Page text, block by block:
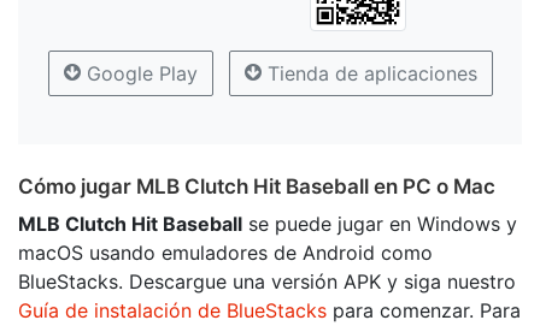
Google Play Tienda de aplicaciones
Cómo jugar MLB Clutch Hit Baseball en PC o Mac
MLB Clutch Hit Baseball se puede jugar en Windows y
macOS usando emuladores de Android como
BlueStacks. Descargue una versión APK y siga nuestro
Guía de instalación de BlueStacks para comenzar. Para